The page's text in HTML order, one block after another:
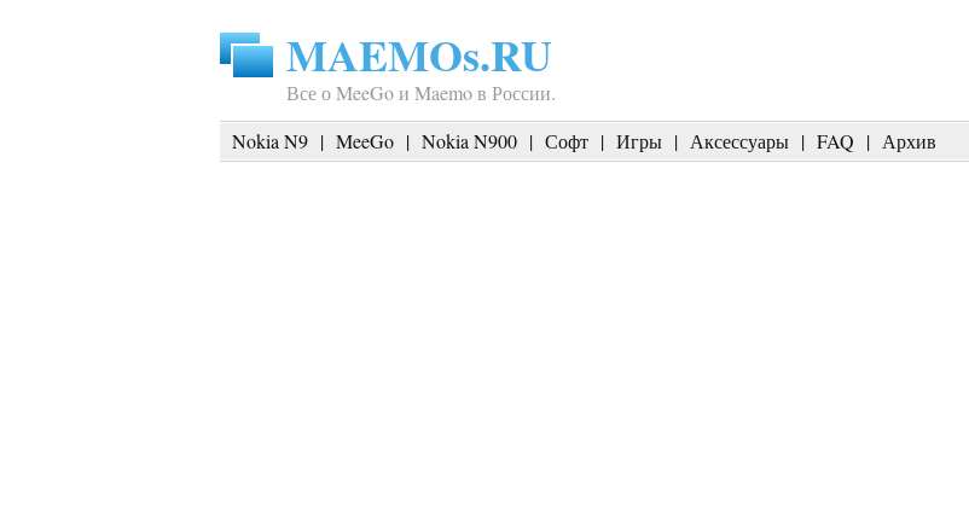
MAEMOs.RU
Все о MeeGo и Maemo в России.
Nokia N9 | MeeGo | Nokia N900 | Софт | Игры | Аксессуары | FAQ | Архив